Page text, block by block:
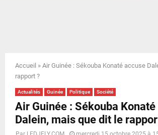
N
Accueil » Air Guinée : Sékouba Konaté accuse
rapport ?
Actualités Guinée Politique Société
Air Guinée : Sékouba
Dalein, mais que dit le